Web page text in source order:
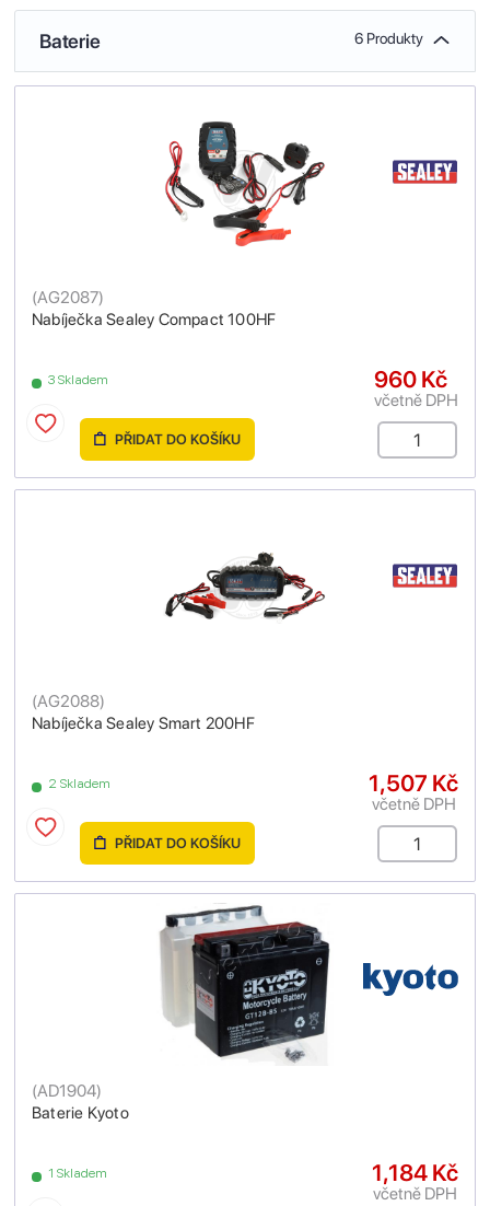
Baterie 6 Produkty
Nabíječka Sealey Compact 100HF
(AG2087)
3 Skladem 960 Kč
včetně DPH
PŘIDAT DO KOŠÍKU
Nabíječka Sealey Smart 200HF
(AG2088)
2 Skladem 1,507 Kč
včetně DPH
PŘIDAT DO KOŠÍKU
Baterie Kyoto
(AD1904)
1 Skladem 1,184 Kč
včetně DPH